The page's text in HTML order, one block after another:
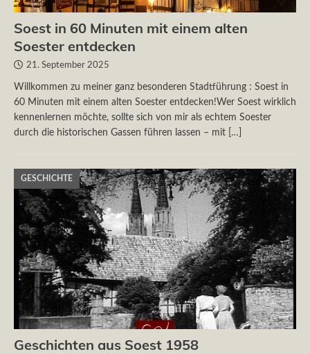
Soest in 60 Minuten mit einem alten
Soester entdecken
21. September 2025
Willkommen zu meiner ganz besonderen Stadtführung : Soest in
60 Minuten mit einem alten Soester entdecken!Wer Soest wirklich
kennenlernen möchte, sollte sich von mir als echtem Soester
durch die historischen Gassen führen lassen – mit
[…]
GESCHICHTE
Geschichten aus Soest 1958